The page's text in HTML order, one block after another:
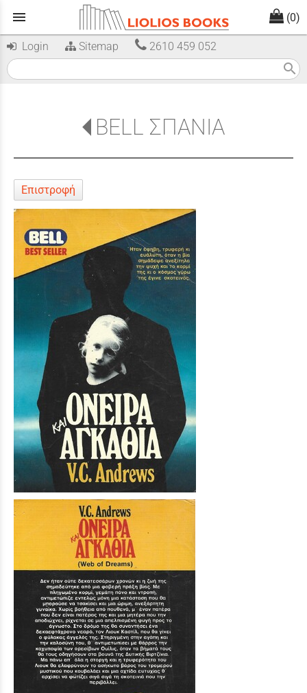
menu (0)
Login Sitemap 2610 459 052
search
BELL ΣΠΑΝΙΑ
Επιστροφή